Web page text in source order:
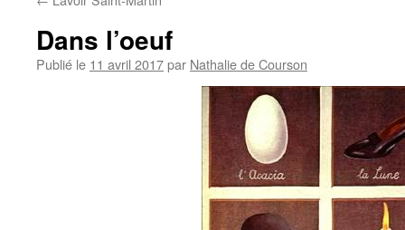
Dans l’oeuf
Publié le 11 avril 2017par Nathalie de Courson